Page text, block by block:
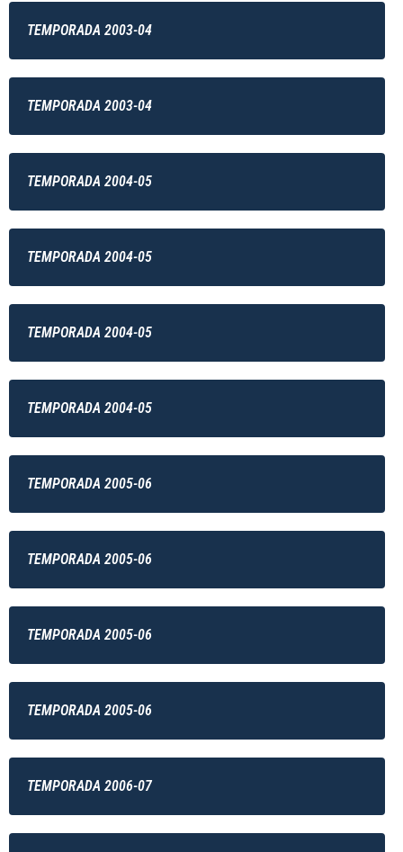
TEMPORADA 2003-04
TEMPORADA 2003-04
TEMPORADA 2004-05
TEMPORADA 2004-05
TEMPORADA 2004-05
TEMPORADA 2004-05
TEMPORADA 2005-06
TEMPORADA 2005-06
TEMPORADA 2005-06
TEMPORADA 2005-06
TEMPORADA 2006-07